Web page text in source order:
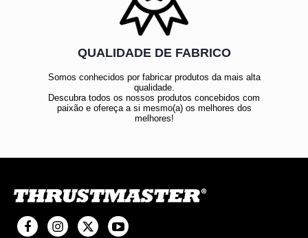
QUALIDADE DE FABRICO
Somos conhecidos por fabricar produtos da mais alta
qualidade.
Descubra todos os nossos produtos concebidos com
paixão e ofereça a si mesmo(a) os melhores dos
melhores!